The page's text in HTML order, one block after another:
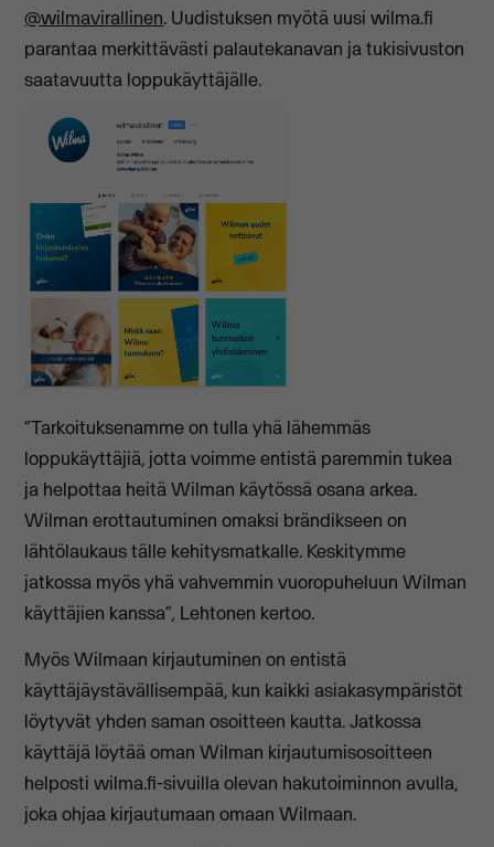
@wilmavirallinen. Uudistuksen myötä uusi wilma.fi
parantaa merkittävästi palautekanavan ja tukisivuston
saatavuutta loppukäyttäjälle.
“Tarkoituksenamme on tulla yhä lähemmäs
loppukäyttäjiä, jotta voimme entistä paremmin tukea
ja helpottaa heitä Wilman käytössä osana arkea.
Wilman erottautuminen omaksi brändikseen on
lähtölaukaus tälle kehitysmatkalle. Keskitymme
jatkossa myös yhä vahvemmin vuoropuheluun Wilman
käyttäjien kanssa”, Lehtonen kertoo.
Myös Wilmaan kirjautuminen on entistä
käyttäjäystävällisempää, kun kaikki asiakasympäristöt
löytyvät yhden saman osoitteen kautta. Jatkossa
käyttäjä löytää oman Wilman kirjautumisosoitteen
helposti wilma.fi-sivuilla olevan hakutoiminnon avulla,
joka ohjaa kirjautumaan omaan Wilmaan.